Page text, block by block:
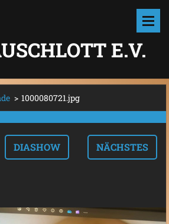
E.V.
> 1000080721.jpg
DIASHOW NÄCHSTES